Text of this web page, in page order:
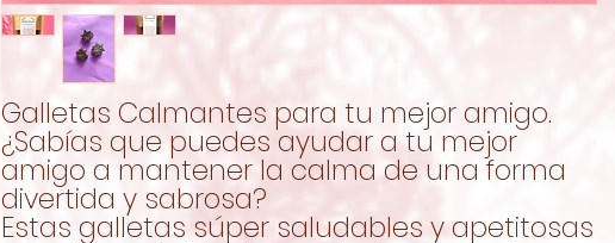
Galletas Calmantes para tu mejor amigo.
¿Sabías que puedes ayudar a tu mejor
amigo a mantener la calma de una forma
divertida y sabrosa?
Estas galletas súper saludables y apetitosas